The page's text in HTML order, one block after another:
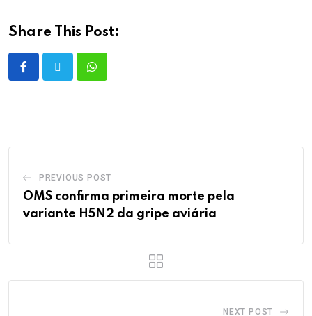
Share This Post:
PREVIOUS POST
OMS confirma primeira morte pela
variante H5N2 da gripe aviária
NEXT POST